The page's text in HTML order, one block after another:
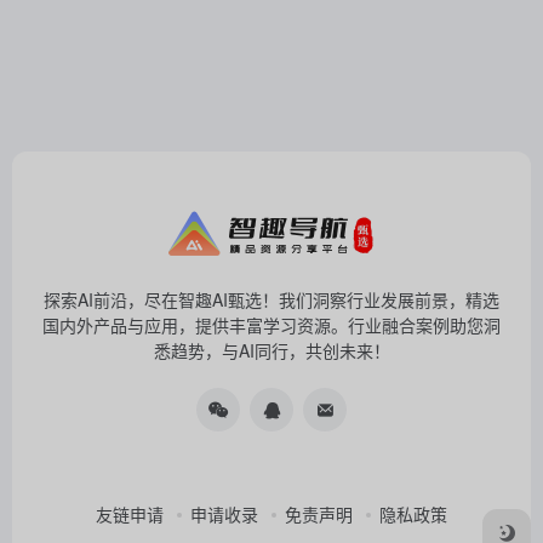
探索AI前沿，尽在智趣AI甄选！我们洞察行业发展前景，精选
国内外产品与应用，提供丰富学习资源。行业融合案例助您洞
悉趋势，与AI同行，共创未来！
友链申请 申请收录 免责声明 隐私政策